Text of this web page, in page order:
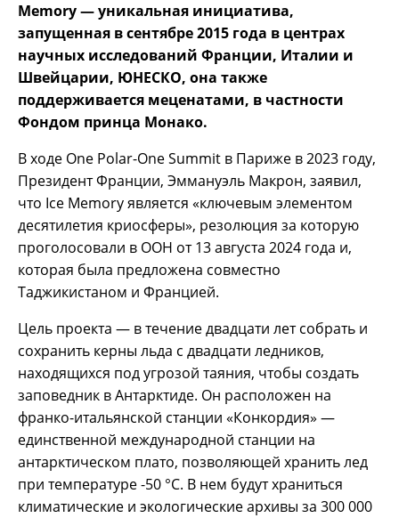
Memory — уникальная инициатива,
запущенная в сентябре 2015 года в центрах
научных исследований Франции, Италии и
Швейцарии, ЮНЕСКО, она также
поддерживается меценатами, в частности
Фондом принца Монако.
В ходе One Polar-One Summit в Париже в 2023 году,
Президент Франции, Эммануэль Макрон, заявил,
что Ice Memory является «ключевым элементом
десятилетия криосферы», резолюция за которую
проголосовали в ООН от 13 августа 2024 года и,
которая была предложена совместно
Таджикистаном и Францией.
Цель проекта — в течение двадцати лет собрать и
сохранить керны льда с двадцати ледников,
находящихся под угрозой таяния, чтобы создать
заповедник в Антарктиде. Он расположен на
франко-итальянской станции «Конкордия» —
единственной международной станции на
антарктическом плато, позволяющей хранить лед
при температуре -50 °C. В нем будут храниться
климатические и экологические архивы за 300 000